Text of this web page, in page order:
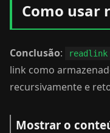
Como usar
Conclusão: readlink
link como
recursivamente e
Mostrar o